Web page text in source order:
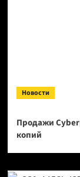
Новости
Продажи
копий